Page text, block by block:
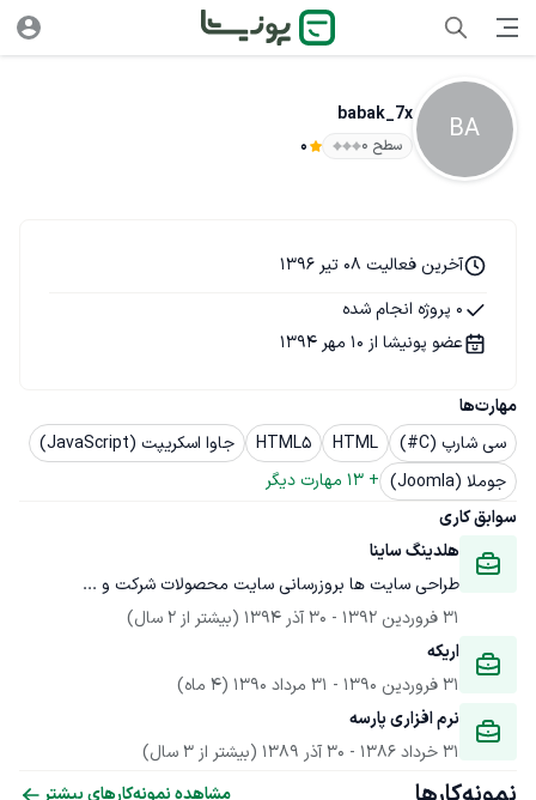
BA
babak_7x
سطح ۰ 0
مهارت‌ها
سی شارپ (C#)
HTML
HTML5
جاوا اسکریپت (JavaScript)
جوملا (Joomla)
+
13 مهارت دیگر
سوابق کاری
هلدینگ ساینا
طراحی سایت ها بروزرسانی سایت محصولات شرکت و ...
31 فروردین 1392
- 30 آذر 1394
(بیشتر از 2 سال)
اریکه
31 فروردین 1390
- 31 مرداد 1390
(4 ماه)
نرم افزاری پارسه
31 خرداد 1386
- 30 آذر 1389 (بیشتر از 3 سال)
آخرین فعالیت 08 تیر 1396
0 پروژه انجام شده
عضو پونیشا از 10 مهر 1394